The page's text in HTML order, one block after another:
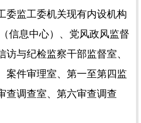
监工委机关现有内设机构
信息中心）、党风政风监督
访与纪检监察干部监督室、
案件审理室、第一至第四监
查调查室、第六审查调查